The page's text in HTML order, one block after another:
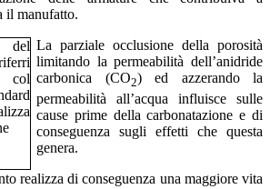
il manufatto.
La parziale occlusione della porosità
limitando la permeabilità dell’anidride
carbonica (CO2) ed azzerando la
permeabilità all’acqua influisce sulle
cause prime della carbonatazione e di
conseguenza sugli effetti che questa
genera.
realizza di conseguenza una maggiore vita